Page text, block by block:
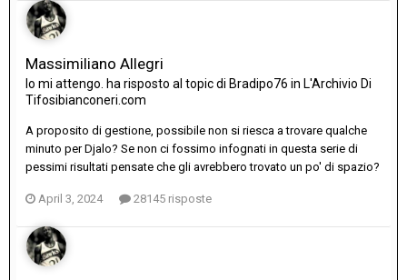
Massimiliano Allegri
Io mi attengo. ha risposto al topic di Bradipo76 in L'Archivio Di
Tifosibianconeri.com
A proposito di gestione, possibile non si riesca a trovare qualche
minuto per Djalo? Se non ci fossimo infognati in questa serie di
pessimi risultati pensate che gli avrebbero trovato un po' di spazio?
April 3, 2024 28145 risposte